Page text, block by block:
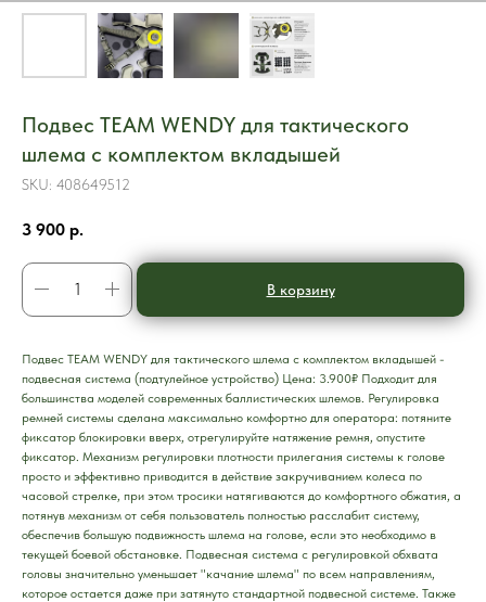
Подвес TEAM WENDY для тактического
шлема с комплектом вкладышей
SKU: 408649512
3 900 р.
В корзину
Подвес TEAM WENDY для тактического шлема с комплектом вкладышей -
подвесная система (подтулейное устройство) Цена: 3.900₽ Подходит для
большинства моделей современных баллистических шлемов. Регулировка
ремней системы сделана максимально комфортно для оператора: потяните
фиксатор блокировки вверх, отрегулируйте натяжение ремня, опустите
фиксатор. Механизм регулировки плотности прилегания системы к голове
просто и эффективно приводится в действие закручиванием колеса по
часовой стрелке, при этом тросики натягиваются до комфортного обжатия, а
потянув механизм от себя пользователь полностью расслабит систему,
обеспечив большую подвижность шлема на голове, если это необходимо в
текущей боевой обстановке. Подвесная система с регулировкой обхвата
головы значительно уменьшает "качание шлема" по всем направлениям,
которое остается даже при затянуто стандартной подвесной системе. Также